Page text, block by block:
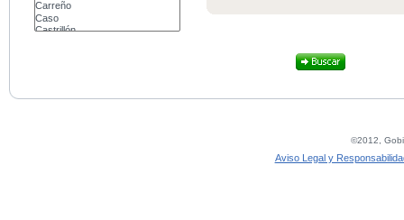
©2012,
Aviso Legal y